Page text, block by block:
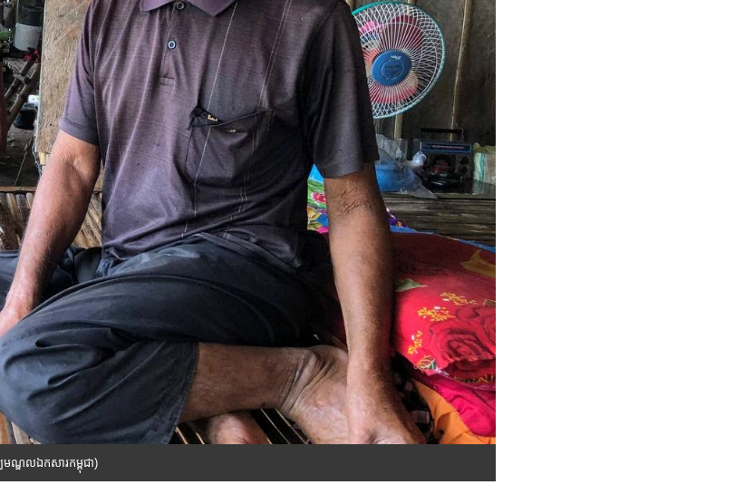
មណ្ឌលឯកសារកម្ពុជា)